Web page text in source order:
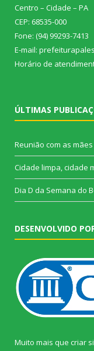
Centro – Cidade – PA
CEP: 68535-000
Fone: (94) 99293-7413
E-mail:
Horário de
ÚLTIMAS
Reunião com as
Cidade limpa, cidade
Dia D da Semana do
DESENVOLVIDO
Muito mais que criar